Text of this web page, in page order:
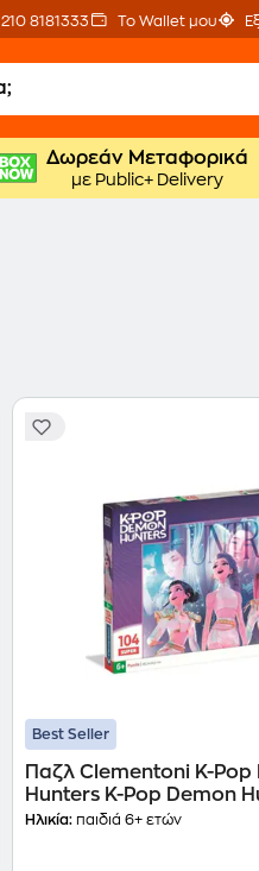
210 8181333 Το Wallet μου
Δωρεάν Μεταφορικά
με Public+ Delivery
Best Seller
Παζλ Clementoni K-Pop
Hunters K-Pop Demon
Super Color (104
Ηλικία: παιδιά 6+ ετών